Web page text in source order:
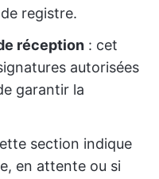
registre.
réception : cet
autorisées
garantir la
section indique
en attente ou si